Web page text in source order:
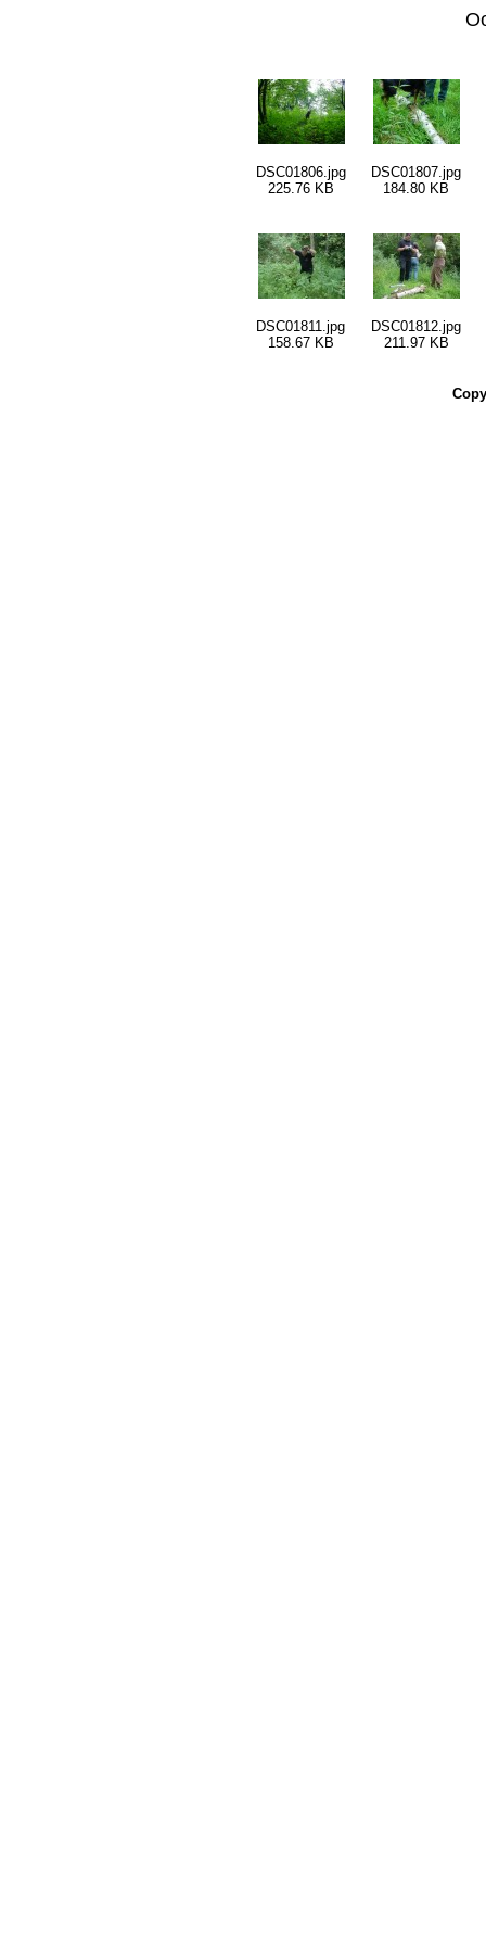
DSC01806.jpg
225.76 KB
DSC01807.jpg
184.80 KB
DSC01811.jpg
158.67 KB
DSC01812.jpg
211.97 KB